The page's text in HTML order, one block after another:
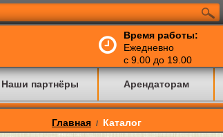
Время работы:
Ежедневно
с 9.00 до 19.00
Наши партнёры Арендаторам
Главная / Каталог